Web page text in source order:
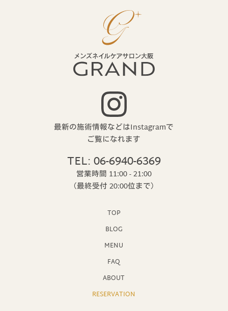
最新の施術情報などはInstagramで
ご覧になれます
TEL: 06-6940-6369
営業時間 11:00 - 21:00
（最終受付 20:00位まで）
TOP
BLOG
MENU
FAQ
ABOUT
RESERVATION